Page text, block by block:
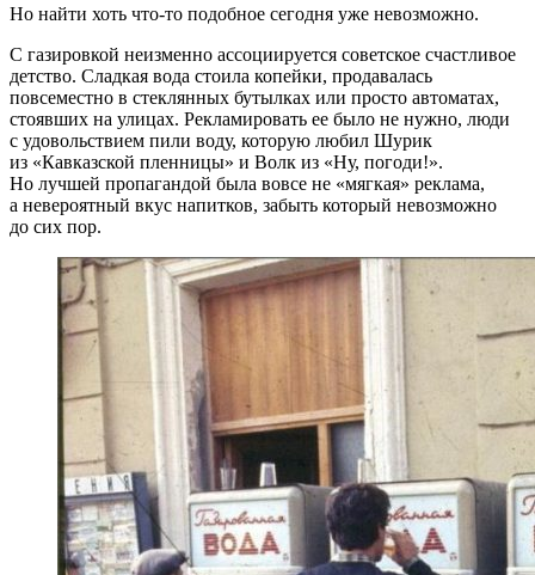
Но найти хоть что-то подобное сегодня уже невозможно.
С газировкой неизменно ассоциируется советское счастливое
детство. Сладкая вода стоила копейки, продавалась
повсеместно в стеклянных бутылках или просто автоматах,
стоявших на улицах. Рекламировать ее было не нужно, люди
с удовольствием пили воду, которую любил Шурик
из «Кавказской пленницы» и Волк из «Ну, погоди!».
Но лучшей пропагандой была вовсе не «мягкая» реклама,
а невероятный вкус напитков, забыть который невозможно
до сих пор.